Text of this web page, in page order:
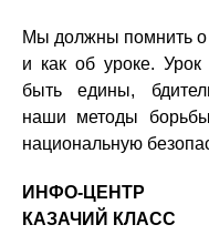
Мы должны помнить о
и как об уроке.
быть едины,
наши методы
национальную
ИНФО-ЦЕНТР
КАЗАЧИЙ КЛАСС